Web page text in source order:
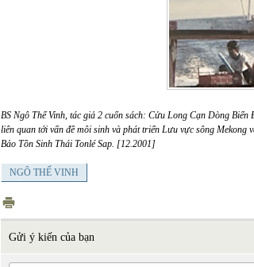
BS Ngô Thế Vinh, tác giả 2 cuốn sách: Cửu Long Cạn Dòng
liên quan tới vấn đề môi sinh và phát triển Lưu vực sông
Bảo Tồn Sinh Thái Tonlé Sap. [12.2001]
NGÔ THẾ VINH
Gửi ý kiến của bạn